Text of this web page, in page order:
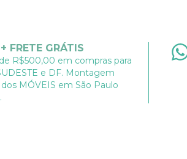
FRETE GRÁTIS
R$500,00 em compras para
e DF. Montagem
dos MÓVEIS em São Paulo